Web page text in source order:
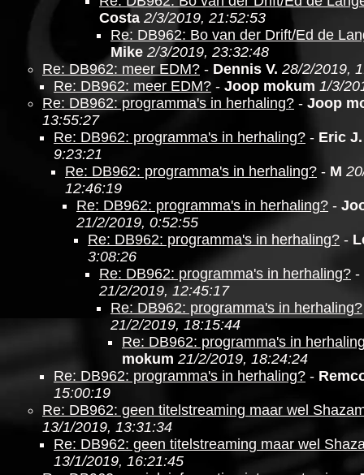
Costa 2/3/2019, 21:52:53
Re: DB962: Bo van der Drift/Ed de
Mike 2/3/2019, 23:32:48
Re: DB962: meer EDM? - Dennis V. 28/2/2019,
Re: DB962: meer EDM? - Joop mokum 1/3/
Re: DB962: programma's in herhaling? - Joop
13:55:27
Re: DB962: programma's in herhaling? - Eric J.
9:23:21
Re: DB962: programma's in herhaling? - M
12:46:19
Re: DB962: programma's in herhaling? -
21/2/2019, 0:52:55
Re: DB962: programma's in herhaling? -
3:08:26
Re: DB962: programma's in herhaling? -
21/2/2019, 12:45:17
Re: DB962: programma's in herhaling?
21/2/2019, 18:15:44
Re: DB962: programma's in
mokum 21/2/2019, 18:24:24
Re: DB962: programma's in herhaling? -
15:00:19
Re: DB962: geen titelstreaming maar wel
13/1/2019, 13:31:34
Re: DB962: geen titelstreaming maar wel
13/1/2019, 16:21:45